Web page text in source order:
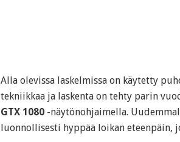
Alla olevissa laskelmissa on käytetty
tekniikkaa ja laskenta on tehty parin
GTX 1080 -näytönohjaimella.
luonnollisesti hyppää loikan